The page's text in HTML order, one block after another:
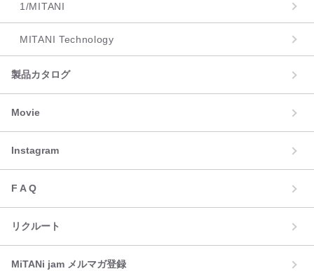
1/MITANI
MITANI Technology
製品カタログ
Movie
Instagram
F A Q
リクルート
MiTANi jam メルマガ登録